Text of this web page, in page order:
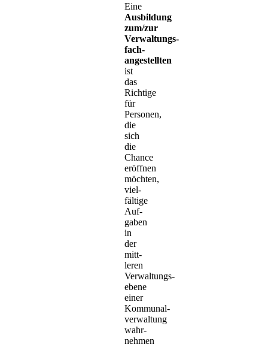
Eine
Ausbildung
zum/zur
Verwaltungs­
fach­
angestellten
ist
das
Richtige
für
Personen,
die
sich
die
Chance
eröffnen
möchten,
viel­
fältige
Auf­
gaben
in
der
mitt­
leren
Verwaltungs­
ebene
einer
Kommunal­
verwaltung
wahr­
nehmen